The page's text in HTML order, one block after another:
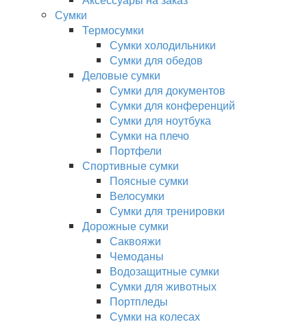
Сумки
Термосумки
Сумки холодильники
Сумки для обедов
Деловые сумки
Сумки для документов
Сумки для конференций
Сумки для ноутбука
Сумки на плечо
Портфели
Спортивные сумки
Поясные сумки
Велосумки
Сумки для тренировки
Дорожные сумки
Саквояжи
Чемоданы
Водозащитные сумки
Сумки для животных
Портпледы
Сумки на колесах